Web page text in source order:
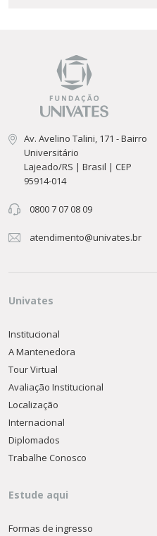
Av. Avelino Talini, 171 - Bairro
Universitário
Lajeado/RS | Brasil | CEP
95914-014
0800 7 07 08 09
atendimento@univates.br
Univates
Institucional
A Mantenedora
Tour Virtual
Avaliação Institucional
Localização
Internacional
Diplomados
Trabalhe Conosco
Estude aqui
Formas de ingresso